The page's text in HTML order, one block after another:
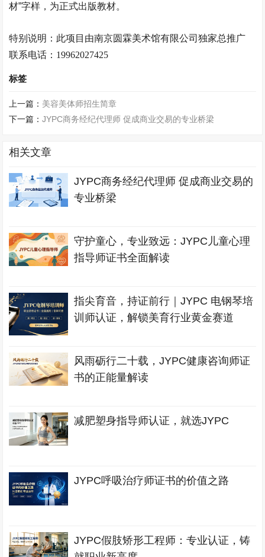
材”字样，为正式出版教材。
特别说明：此项目由南京圆霖美术馆有限公司独家总推广
联系电话： 19962027425
标签
上一篇： 美容美体师招生简章
下一篇：JYPC商务经纪代理师 促成商业交易的专业桥梁
相关文章
JYPC商务经纪代理师 促成商业交易的
专业桥梁
守护童心，专业致远：JYPC儿童心理
指导师证书全面解读
指尖育音，持证前行｜JYPC 电钢琴培
训师认证，解锁美育行业黄金赛道
风雨砺行二十载，JYPC健康咨询师证
书的正能量解读
减肥塑身指导师认证，就选JYPC
JYPC呼吸治疗师证书的价值之路
JYPC假肢矫形工程师：专业认证，铸